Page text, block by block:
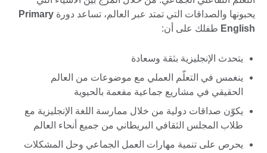
يحبونها والصداقات التي تمتد عبر العالم، تساعد دورة Primary
English طفلك على أن:
يتحدث الإنجليزية بثقة وسعادة
ينغمس في التعلّم العملي مع موضوعات من العالم
الحقيقي في مشاريع جماعية مفعمة بالحيوية
يكوّن صداقات دولية من خلال ممارسة اللغة الإنجليزية مع
طلاب المجلس الثقافي البريطاني من جميع أنحاء العالم
يحرص على تنمية مهارات العمل الجماعي وحل المشكلات